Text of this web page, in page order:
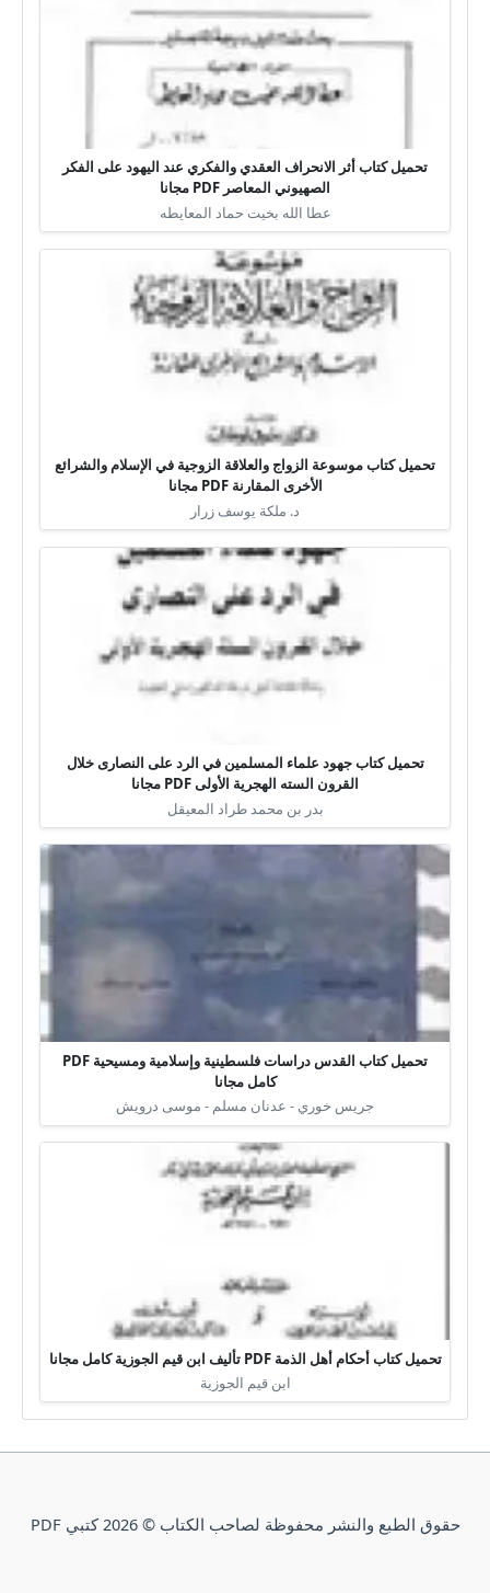
تحميل كتاب أثر الانحراف العقدي والفكري عند اليهود على الفكر
الصهيوني المعاصر PDF مجانا
عطا الله بخيت حماد المعايطه
تحميل كتاب موسوعة الزواج والعلاقة الزوجية في الإسلام والشرائع
الأخرى المقارنة PDF مجانا
د. ملكة يوسف زرار
تحميل كتاب جهود علماء المسلمين في الرد على النصارى خلال
القرون السته الهجرية الأولى PDF مجانا
بدر بن محمد طراد المعيقل
تحميل كتاب القدس دراسات فلسطينية وإسلامية ومسيحية PDF
كامل مجانا
جريس خوري - عدنان مسلم - موسى درويش
تحميل كتاب أحكام أهل الذمة PDF تأليف ابن قيم الجوزية كامل مجانا
ابن قيم الجوزية
حقوق الطبع والنشر محفوظة لصاحب الكتاب © 2026 كتبي PDF